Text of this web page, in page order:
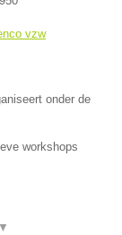
vzw
onder de
workshops
▼